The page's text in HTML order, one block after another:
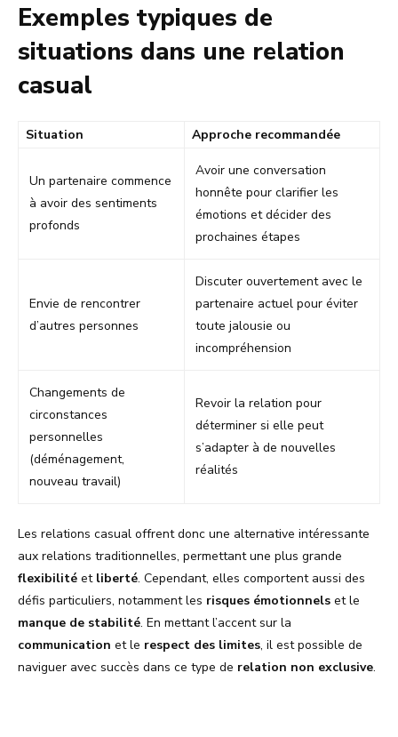
Exemples typiques de
situations dans une relation
casual
Situation Approche recommandée
Un partenaire commence
à avoir des sentiments
profonds
Avoir une conversation
honnête pour clarifier les
émotions et décider des
prochaines étapes
Envie de rencontrer
d’autres personnes
Discuter ouvertement avec le
partenaire actuel pour éviter
toute jalousie ou
incompréhension
Changements de
circonstances
personnelles
(déménagement,
nouveau travail)
Revoir la relation pour
déterminer si elle peut
s’adapter à de nouvelles
réalités
Les relations casual offrent donc une alternative intéressante
aux relations traditionnelles, permettant une plus grande
flexibilité et liberté. Cependant, elles comportent aussi des
défis particuliers, notamment les risques émotionnels et le
manque de stabilité. En mettant l’accent sur la
communication et le respect des limites, il est possible de
naviguer avec succès dans ce type de relation non exclusive.